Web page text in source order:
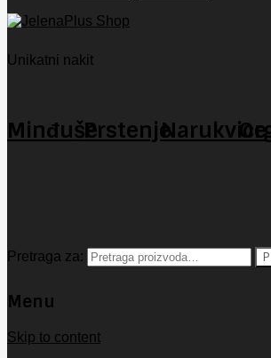
Unikatni nakit
MinđušePrstenjeNarukvice
Pretraga za:
Menu
Skip to content